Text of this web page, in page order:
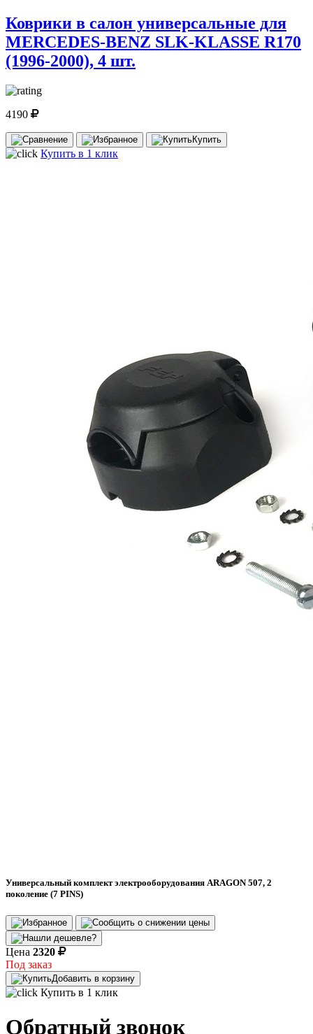
Коврики в салон универсальные для
MERCEDES-BENZ SLK-KLASSE R170
(1996-2000), 4 шт.
4190
Купить
Купить в 1 клик
Универсальный комплект электрооборудования ARAGON 507, 2
поколение (7 PINS)
Цена 2320
Под заказ
Добавить в корзину
Купить в 1 клик
Обратный звонок